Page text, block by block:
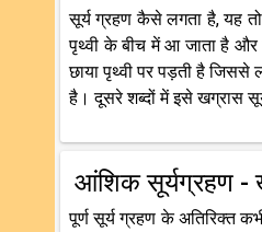
सूर्य ग्रहण कैसे लगता है, यह
पृथ्वी के बीच में आ जाता है और
छाया पृथ्वी पर पड़ती है जिससे
है। दूसरे शब्दों में इसे खग्रास
आंशिक सूर्यग्रहण -
पूर्ण सूर्य ग्रहण के अतिरिक्त